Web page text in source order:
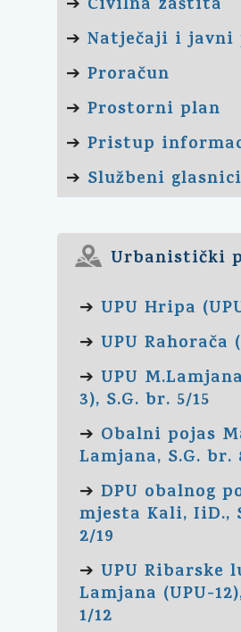
➔ Civilna zaštita
➔ Natječaji i javni
➔ Proračun
➔ Prostorni plan
➔ Pristup
➔ Službeni glasnici
Urbanistički
➔ UPU Hripa
➔ UPU Rahorača
➔ UPU
3), S.G. br. 5/15
➔ Obalni pojas
Lamjana, S.G. br.
➔ DPU obalnog
mjesta Kali, IiD.,
2/19
➔ UPU Ribarske
Lamjana (UPU-
1/12